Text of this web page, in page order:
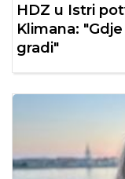
HDZ u Istri
Klimana:
gradi"